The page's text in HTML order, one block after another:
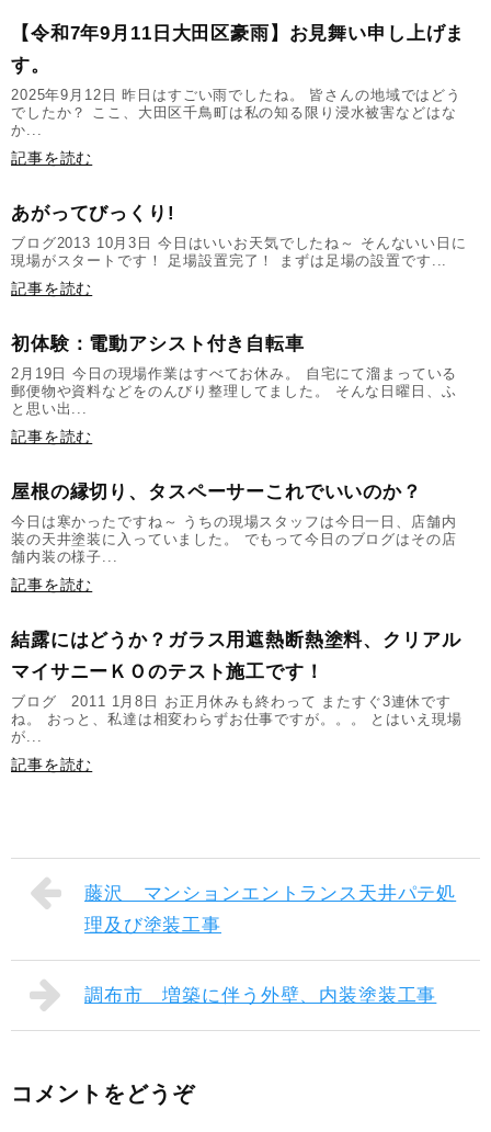
【令和7年9月11日大田区豪雨】お見舞い申し上げま
す。
2025年9月12日 昨日はすごい雨でしたね。 皆さんの地域ではどう
でしたか？ ここ、大田区千鳥町は私の知る限り浸水被害などはな
か...
記事を読む
あがってびっくり!
ブログ2013 10月3日 今日はいいお天気でしたね～ そんないい日に
現場がスタートです！ 足場設置完了！ まずは足場の設置です...
記事を読む
初体験：電動アシスト付き自転車
2月19日 今日の現場作業はすべてお休み。 自宅にて溜まっている
郵便物や資料などをのんびり整理してました。 そんな日曜日、ふ
と思い出...
記事を読む
屋根の縁切り、タスペーサーこれでいいのか？
今日は寒かったですね～ うちの現場スタッフは今日一日、店舗内
装の天井塗装に入っていました。 でもって今日のブログはその店
舗内装の様子...
記事を読む
結露にはどうか？ガラス用遮熱断熱塗料、クリアル
マイサニーＫＯのテスト施工です！
ブログ 2011 1月8日 お正月休みも終わって またすぐ3連休です
ね。 おっと、私達は相変わらずお仕事ですが。。。 とはいえ現場
が...
記事を読む
藤沢 マンションエントランス天井パテ処
理及び塗装工事
調布市 増築に伴う外壁、内装塗装工事
コメントをどうぞ